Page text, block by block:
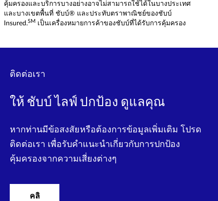
คุ้มครองและบริการบางอย่างอาจไม่สามารถใช้ได้ในบางประเทศ
และบางเขตพื้นที่ ชับบ์® และประทับตราพาณิชย์ของชับบ์
Insured.SM เป็นเครื่องหมายการค้าของชับบ์ที่ได้รับการคุ้มครอง
ติดต่อเรา
ให้ ชับบ์ ไลฟ์ ปกป้อง ดูแลคุณ
หากท่านมีข้อสงสัยหรือต้องการข้อมูลเพิ่มเติม โปรด
ติดต่อเรา เพื่อรับคําแนะนําเกี่ยวกับการปกป้อง
คุ้มครองจากความเสี่ยงต่างๆ
คลิ